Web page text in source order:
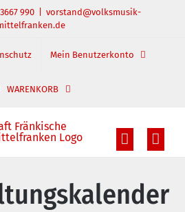
990
vorstand@volksmusik-
Mein Benutzerkonto
WARENKORB